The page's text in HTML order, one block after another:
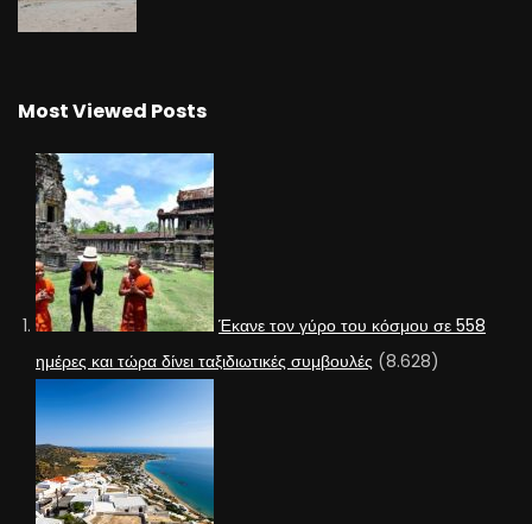
Most Viewed Posts
Έκανε τον γύρο του κόσμου σε 558
ημέρες και τώρα δίνει ταξιδιωτικές συμβουλές (8.628)